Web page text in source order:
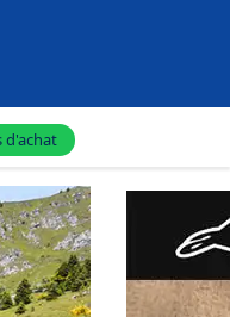
d'achat